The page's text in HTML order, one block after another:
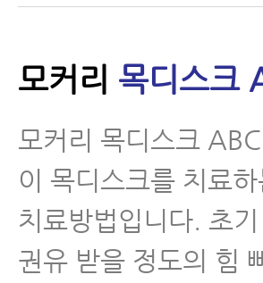
모커리 목디스크
모커리 목디스크
이 목디스크를 치료
치료방법입니다. 초
권유 받을 정도의 힘